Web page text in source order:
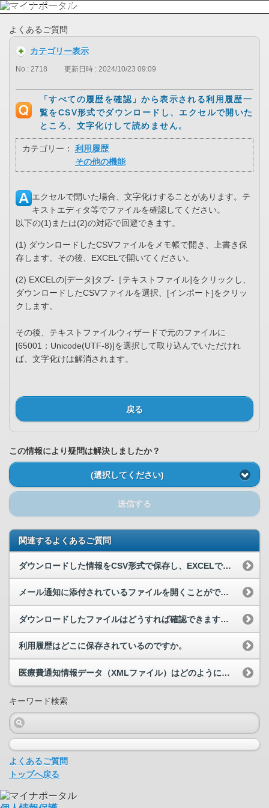
よくあるご質問
カテゴリー表示
No : 2718 更新日時 : 2024/10/23 09:09
「すべての履歴を確認」から表示される利用履歴一
覧をCSV形式でダウンロードし、エクセルで開いた
ところ、文字化けして読めません。
カテゴリー：
利用履歴
その他の機能
エクセルで開いた場合、文字化けすることがあります。テ
キストエディタ等でファイルを確認してください。
以下の(1)または(2)の対応で回避できます。
(1) ダウンロードしたCSVファイルをメモ帳で開き、上書き保
存します。その後、EXCELで開いてください。
(2) EXCELの[データ]タブ-［テキストファイル]をクリックし、
ダウンロードしたCSVファイルを選択、[インポート]をクリッ
クします。
その後、テキストファイルウィザードで元のファイルに
[65001：Unicode(UTF-8)]を選択して取り込んでいただけれ
ば、文字化けは解消されます。
戻る
この情報により疑問は解決しましたか？
(選択してください)
送信する
関連するよくあるご質問
ダウンロードした情報をCSV形式で保存し、EXCELで開こうとすると文字化けしてしまいます。
メール通知に添付されているファイルを開くことができません。
ダウンロードしたファイルはどうすれば確認できますか。
利用履歴はどこに保存されているのですか。
医療費通知情報データ（XMLファイル）はどのように取得できますか。
キーワード検索
よくあるご質問
トップへ戻る